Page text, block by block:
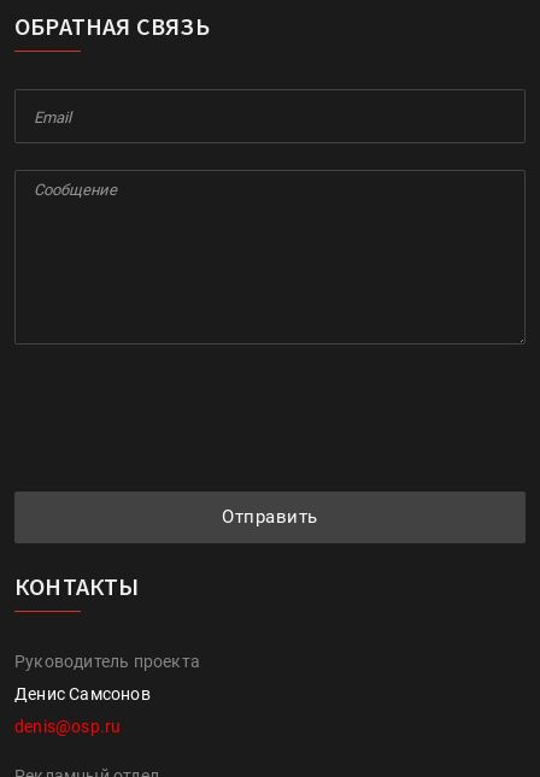
ОБРАТНАЯ СВЯЗЬ
Отправить
КОНТАКТЫ
Руководитель проекта
Денис Самсонов
denis@osp.ru